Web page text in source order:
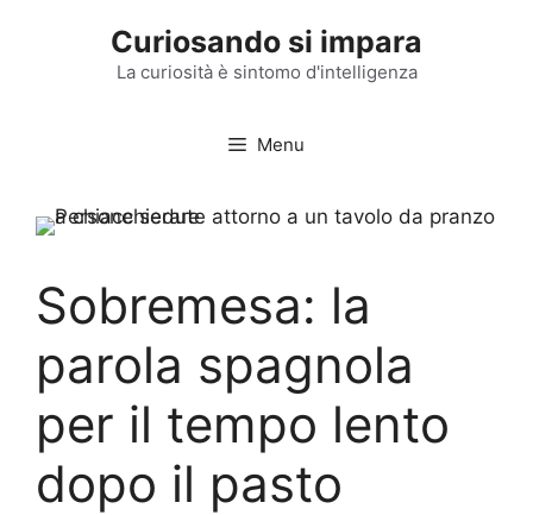
Curiosando si impara
La curiosità è sintomo d'intelligenza
Menu
Sobremesa: la
parola spagnola
per il tempo lento
dopo il pasto